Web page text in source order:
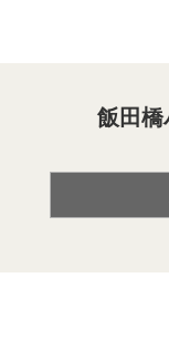
飯田橋